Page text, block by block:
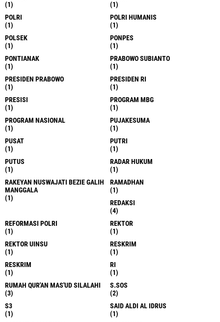
(1)
(1)
POLRI
(1)
POLRI HUMANIS
(1)
POLSEK
(1)
PONPES
(1)
PONTIANAK
(1)
PRABOWO SUBIANTO
(1)
PRESIDEN PRABOWO
(1)
PRESIDEN RI
(1)
PRESISI
(1)
PROGRAM MBG
(1)
PROGRAM NASIONAL
(1)
PUJAKESUMA
(1)
PUSAT
(1)
PUTRI
(1)
PUTUS
(1)
RADAR HUKUM
(1)
RAKEYAN NUSWAJATI BEZIE GALIH
MANGGALA
(1)
RAMADHAN
(1)
REDAKSI
(4)
REFORMASI POLRI
(1)
REKTOR
(1)
REKTOR UINSU
(1)
RESKRIM
(1)
RESKRIM
(1)
RI
(1)
RUMAH QUR'AN MAS'UD SILALAHI
(3)
S.SOS
(2)
S3
(1)
SAID ALDI AL IDRUS
(1)